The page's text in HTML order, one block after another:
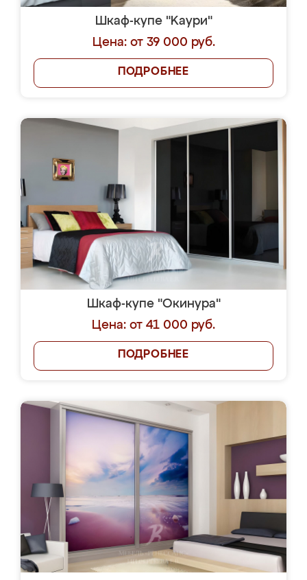
Шкаф-купе "Kaури"
Цена: от 39 000 руб.
ПОДРОБНЕЕ
Шкаф-купе "Окинура"
Цена: от 41 000 руб.
ПОДРОБНЕЕ